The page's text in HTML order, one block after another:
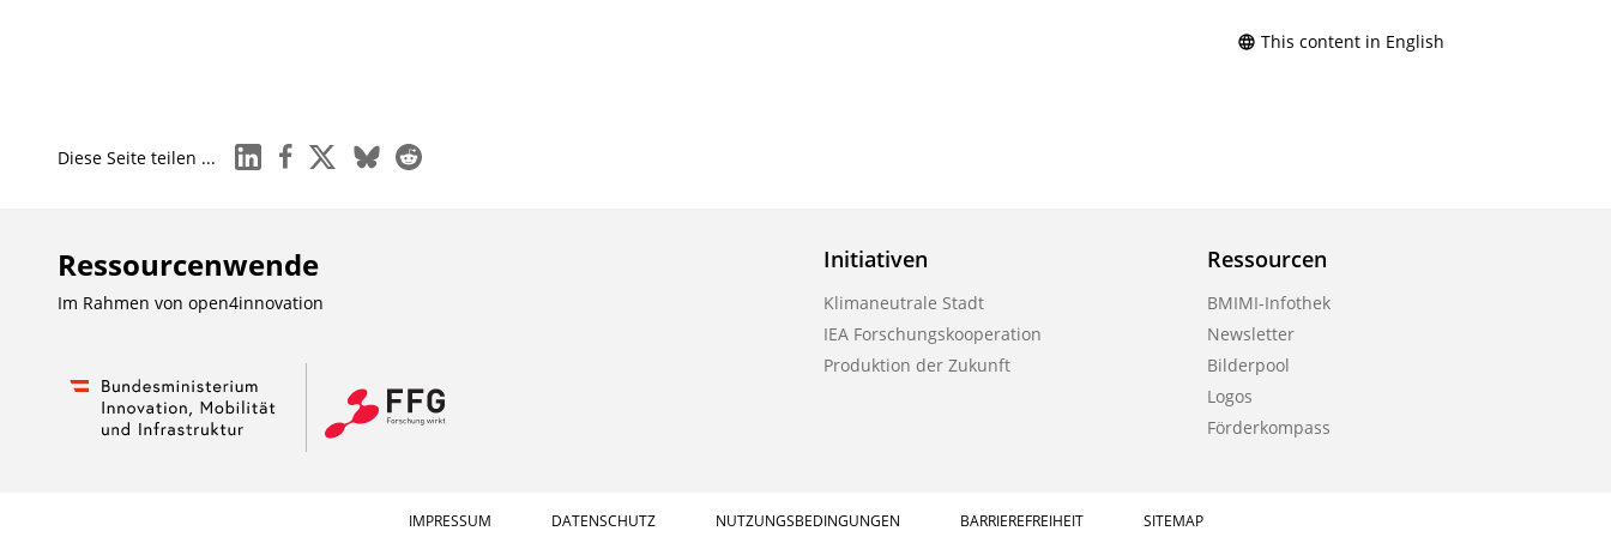
This content in English
Diese Seite teilen ... linkedinfacebook
x blueskyreddit
Ressourcenwende
Im Rahmen von open4innovation
Initiativen
Klimaneutrale Stadt
IEA Forschungskooperation
Produktion der Zukunft
Ressourcen
BMIMI-Infothek
Newsletter
Bilderpool
Logos
Förderkompass
IMPRESSUM DATENSCHUTZ NUTZUNGSBEDINGUNGEN BARRIEREFREIHEIT SITEMAP